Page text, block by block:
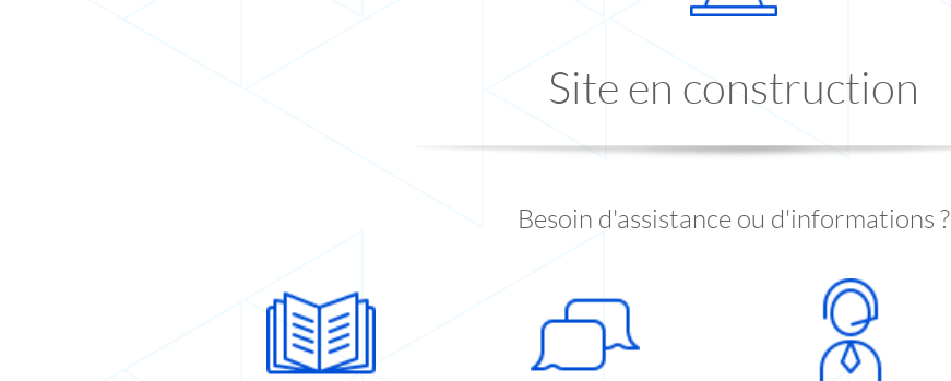
Site en construction
Besoin d'assistance ou d'informations ?